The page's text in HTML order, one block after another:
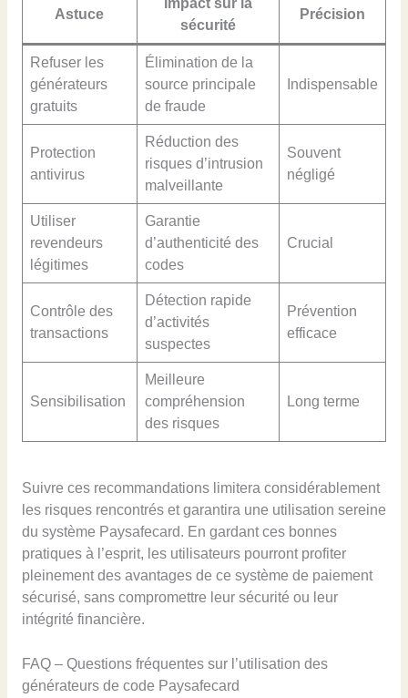
Astuce
Impact sur la
sécurité
Précision
Refuser les
générateurs
gratuits
Élimination de la
source principale
de fraude
Indispensable
Protection
antivirus
Réduction des
risques d’intrusion
malveillante
Souvent
négligé
Utiliser
revendeurs
légitimes
Garantie
d’authenticité des
codes
Crucial
Contrôle des
transactions
Détection rapide
d’activités
suspectes
Prévention
efficace
Sensibilisation
Meilleure
compréhension
des risques
Long terme
Suivre ces recommandations limitera considérablement
les risques rencontrés et garantira une utilisation sereine
du système Paysafecard. En gardant ces bonnes
pratiques à l’esprit, les utilisateurs pourront profiter
pleinement des avantages de ce système de paiement
sécurisé, sans compromettre leur sécurité ou leur
intégrité financière.
FAQ – Questions fréquentes sur l’utilisation des
générateurs de code Paysafecard